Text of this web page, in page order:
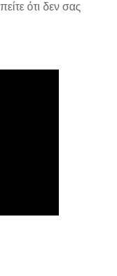
ότι δεν σας